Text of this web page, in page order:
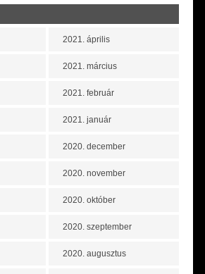
2021. április
2021. március
2021. február
2021. január
2020. december
2020. november
2020. október
2020. szeptember
2020. augusztus